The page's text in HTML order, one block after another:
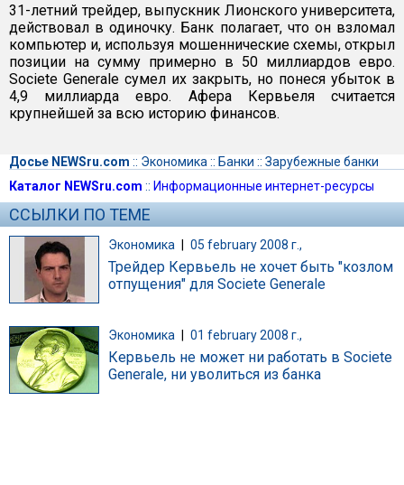
31-летний трейдер, выпускник Лионского университета,
действовал в одиночку. Банк полагает, что он взломал
компьютер и, используя мошеннические схемы, открыл
позиции на сумму примерно в 50 миллиардов евро.
Societe Generale сумел их закрыть, но понеся убыток в
4,9 миллиарда евро. Афера Кервьеля считается
крупнейшей за всю историю финансов.
Досье NEWSru.com :: Экономика :: Банки :: Зарубежные банки
Каталог NEWSru.com :: Информационные интернет-ресурсы
ССЫЛКИ ПО ТЕМЕ
Экономика | 05 february 2008 г.,
Трейдер Кервьель не хочет быть "козлом
отпущения" для Societe Generale
Экономика 01 february 2008 г.,
Кервьель не может ни работать в Societe
Generale, ни уволиться из банка